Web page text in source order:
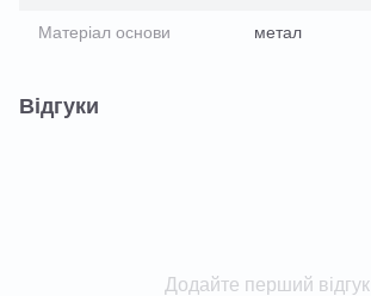
Матеріал основи метал
Відгуки
Додайте перший відгук